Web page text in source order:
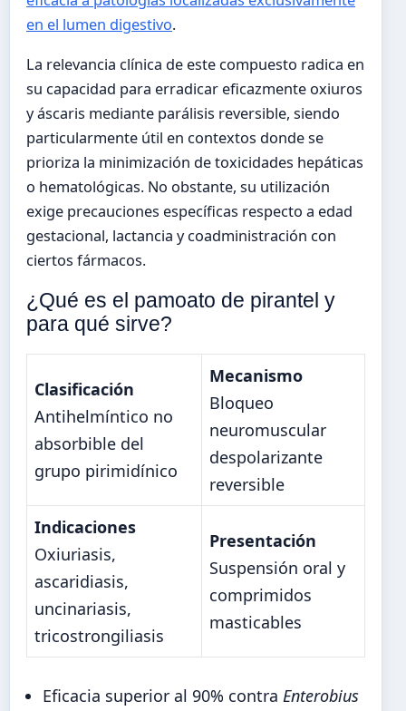
en el lumen digestivo.
La relevancia clínica de este compuesto radica en
su capacidad para erradicar eficazmente oxiuros
y áscaris mediante parálisis reversible, siendo
particularmente útil en contextos donde se
prioriza la minimización de toxicidades hepáticas
o hematológicas. No obstante, su utilización
exige precauciones específicas respecto a edad
gestacional, lactancia y coadministración con
ciertos fármacos.
¿Qué es el pamoato de pirantel y
para qué sirve?
Clasificación
Antihelmíntico no
absorbible del
grupo pirimidínico
Mecanismo
Bloqueo
neuromuscular
despolarizante
reversible
Indicaciones
Oxiuriasis,
ascaridiasis,
uncinariasis,
tricostrongiliasis
Presentación
Suspensión oral y
comprimidos
masticables
Eficacia superior al 90% contraEnterobius